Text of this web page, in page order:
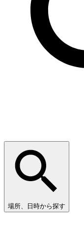
場所、日時から探す